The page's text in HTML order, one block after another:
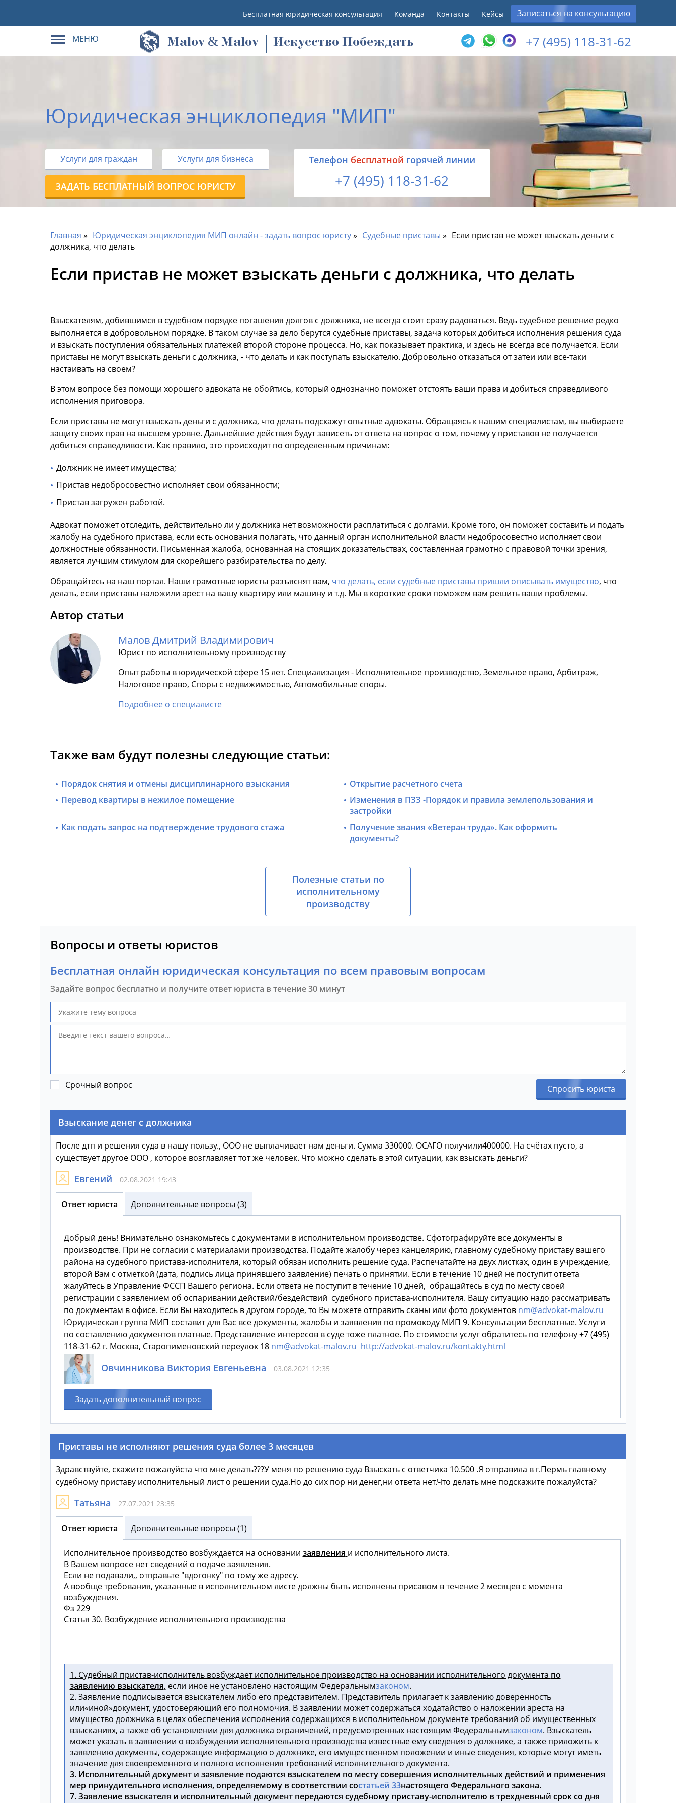
Бесплатная юридическая консультация Команда Контакты Кейсы Записаться на консультацию
МЕНЮ Malov & Malov Искусство Побеждать +7 (495) 118-31-62
Юридическая энциклопедия "МИП"
Услуги для граждан Услуги для бизнеса
ЗАДАТЬ БЕСПЛАТНЫЙ ВОПРОС ЮРИСТУ
Tелефон бесплатной горячей линии
+7 (495) 118-31-62
Главная Юридическая энциклопедия МИП онлайн - задать вопрос юристу Судебные приставы
Если пристав не может взыскать деньги с
должника, что делать
Если пристав не может взыскать деньги с должника, что делать
Взыскателям, добившимся в судебном порядке погашения долгов с должника, не всегда стоит сразу радоваться. Ведь судебное решение редко
выполняется в добровольном порядке. В таком случае за дело берутся судебные приставы, задача которых добиться исполнения решения суда
и взыскать поступления обязательных платежей второй стороне процесса. Но, как показывает практика, и здесь не всегда все получается. Если
приставы не могут взыскать деньги с должника, - что делать и как поступать взыскателю. Добровольно отказаться от затеи или все-таки
настаивать на своем?
В этом вопросе без помощи хорошего адвоката не обойтись, который однозначно поможет отстоять ваши права и добиться справедливого
исполнения приговора.
Если приставы не могут взыскать деньги с должника, что делать подскажут опытные адвокаты. Обращаясь к нашим специалистам, вы выбираете
защиту своих прав на высшем уровне. Дальнейшие действия будут зависеть от ответа на вопрос о том, почему у приставов не получается
добиться справедливости. Как правило, это происходит по определенным причинам:
Должник не имеет имущества;
Пристав недобросовестно исполняет свои обязанности;
Пристав загружен работой.
Адвокат поможет отследить, действительно ли у должника нет возможности расплатиться с долгами. Кроме того, он поможет составить и подать
жалобу на судебного пристава, если есть основания полагать, что данный орган исполнительной власти недобросовестно исполняет свои
должностные обязанности. Письменная жалоба, основанная на стоящих доказательствах, составленная грамотно с правовой точки зрения,
является лучшим стимулом для скорейшего разбирательства по делу.
Обращайтесь на наш портал. Наши грамотные юристы разъяснят вам, что делать, если судебные приставы пришли описывать имущество, что
делать, если приставы наложили арест на вашу квартиру или машину и т.д. Мы в короткие сроки поможем вам решить ваши проблемы.
Автор статьи
Малов Дмитрий Владимирович
Юрист по исполнительному производству
Опыт работы в юридической сфере 15 лет. Специализация - Исполнительное производство, Земельное право, Арбитраж,
Налоговое право, Споры с недвижимостью, Автомобильные споры.
Подробнее о специалисте
Также вам будут полезны следующие статьи:
Порядок снятия и отмены дисциплинарного взыскания
Открытие расчетного счета
Перевод квартиры в нежилое помещение
Изменения в ПЗЗ -Порядок и правила землепользования и
застройки
Как подать запрос на подтверждение трудового стажа
Получение звания «Ветеран труда». Как оформить
документы?
Полезные статьи по
исполнительному
производству
Вопросы и ответы юристов
Бесплатная онлайн юридическая консультация по всем правовым вопросам
Задайте вопрос бесплатно и получите ответ юриста в течение 30 минут
Срочный вопрос Спросить юриста
Взыскание денег с должника
После дтп и решения суда в нашу пользу., ООО не выплачивает нам деньги. Сумма 330000. ОСАГО получили400000. На счётах пусто, а
существует другое ООО , которое возглавляет тот же человек. Что можно сделать в этой ситуации, как взыскать деньги?
Евгений 02.08.2021 19:43
Ответ юриста Дополнительные вопросы (3)
Добрый день! Внимательно ознакомьтесь с документами в исполнительном производстве. Сфотографируйте все документы в
производстве. При не согласии с материалами производства. Подайте жалобу через канцелярию, главному судебному приставу вашего
района на судебного пристава-исполнителя, который обязан исполнить решение суда. Распечатайте на двух листках, один в учреждение,
второй Вам с отметкой (дата, подпись лица принявшего заявление) печать о принятии. Если в течение 10 дней не поступит ответа
жалуйтесь в Управление ФССП Вашего региона. Если ответа не поступит в течение 10 дней, обращайтесь в суд по месту своей
регистрации с заявлением об оспаривании действий/бездействий судебного пристава-исполнителя. Вашу ситуацию надо рассматривать
по документам в офисе. Если Вы находитесь в другом городе, то Вы можете отправить сканы или фото документов nm@advokat-malov.ru
Юридическая группа МИП составит для Вас все документы, жалобы и заявления по промокоду МИП 9. Консультации бесплатные. Услуги
по составлению документов платные. Представление интересов в суде тоже платное. По стоимости услуг обратитесь по телефону +7 (495)
118-31-62 г. Москва, Старопименовский переулок 18 nm@advokat-malov.ru http://advokat-malov.ru/kontakty.html
Овчинникова Виктория Евгеньевна 03.08.2021 12:35
Задать дополнительный вопрос
Приставы не исполняют решения суда более 3 месяцев
Здравствуйте, скажите пожалуйста что мне делать???У меня по решению суда Взыскать с ответчика 10.500 .Я отправила в г.Пермь главному
судебному приставу исполнительный лист о решении суда.Но до сих пор ни денег,ни ответа нет.Что делать мне подскажите пожалуйста?
Татьяна 27.07.2021 23:35
Ответ юриста Дополнительные вопросы (1)
Исполнительное производство возбуждается на основании заявления и исполнительного листа.
В Вашем вопросе нет сведений о подаче заявления.
Если не подавали,, отправьте "вдогонку" по тому же адресу.
А вообще требования, указанные в исполнительном листе должны быть исполнены присавом в течение 2 месяцев с момента
возбуждения.
Фз 229
Статья 30. Возбуждение исполнительного производства
1. Судебный пристав-исполнитель возбуждает исполнительное производство на основании исполнительного документа по
заявлению взыскателя, если иное не установлено настоящим Федеральнымзаконом.
2. Заявление подписывается взыскателем либо его представителем. Представитель прилагает к заявлению доверенность
или иной документ, удостоверяющий его полномочия. В заявлении может содержаться ходатайство о наложении ареста на
имущество должника в целях обеспечения исполнения содержащихся в исполнительном документе требований об имущественных
взысканиях, а также об установлении для должника ограничений, предусмотренных настоящим Федеральнымзаконом. Взыскатель
может указать в заявлении о возбуждении исполнительного производства известные ему сведения о должнике, а также приложить к
заявлению документы, содержащие информацию о должнике, его имущественном положении и иные сведения, которые могут иметь
значение для своевременного и полного исполнения требований исполнительного документа.
3. Исполнительный документ и заявление подаются взыскателем по месту совершения исполнительных действий и применения
мер принудительного исполнения, определяемому в соответствии состатьей 33настоящего Федерального закона.
7. Заявление взыскателя и исполнительный документ передаются судебному приставу-исполнителю в трехдневный срок со дня